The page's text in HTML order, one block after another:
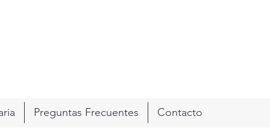
Preguntas Frecuentes Contacto